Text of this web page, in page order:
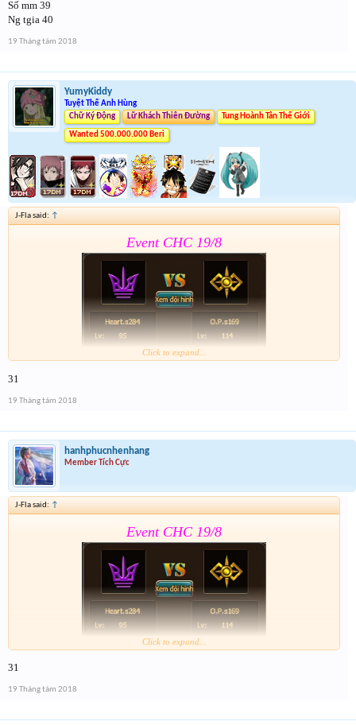
Số mm 39
Ng tgia 40
19 Tháng tám 2018
YumyKiddy
Tuyệt Thế Anh Hùng
Chữ Ký Động
Lữ Khách Thiên Đường Tung Hoành Tân Thế Giới
Wanted 500.000.000 Beri
J-Fla said: ↑
Event CHC 19/8
Nhớ tham gia event 2 . Event 2 sẽ đóng cùng thời
gian Event CHC 19/8
Click to expand...
31
19 Tháng tám 2018
hanhphucnhenhang
Member Tích Cực
J-Fla said: ↑
Event CHC 19/8
Nhớ tham gia event 2 . Event 2 sẽ đóng cùng thời
gian Event CHC 19/8
Click to expand...
31
19 Tháng tám 2018